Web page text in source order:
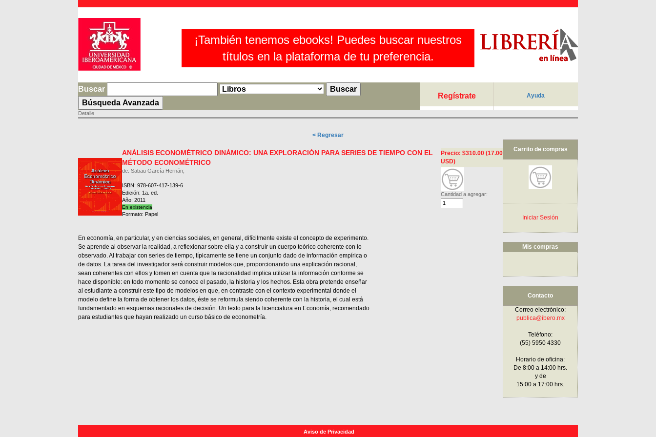
¡También tenemos ebooks! Puedes buscar nuestros
títulos en la plataforma de tu preferencia.
Buscar
Regístrate
Ayuda
Detalle
< Regresar
ANÁLISIS ECONOMÉTRICO DINÁMICO: UNA EXPLORACIÓN PARA SERIES DE TIEMPO CON EL
MÉTODO ECONOMÉTRICO
Precio: $310.00 (17.00
USD)
de: Sabau García Hernán;
Cantidad a agregar:
ISBN: 978-607-417-139-6
Edición: 1a. ed.
Año: 2011
En existencia
Formato: Papel
En economía, en particular, y en ciencias sociales, en general, difícilmente existe el concepto de experimento.
Se aprende al observar la realidad, a reflexionar sobre ella y a construir un cuerpo teórico coherente con lo
observado. Al trabajar con series de tiempo, típicamente se tiene un conjunto dado de información empírica o
de datos. La tarea del investigador será construir modelos que, proporcionando una explicación racional,
sean coherentes con ellos y tomen en cuenta que la racionalidad implica utilizar la información conforme se
hace disponible: en todo momento se conoce el pasado, la historia y los hechos. Esta obra pretende enseñar
al estudiante a construir este tipo de modelos en que, en contraste con el contexto experimental donde el
modelo define la forma de obtener los datos, éste se reformula siendo coherente con la historia, el cual está
fundamentado en esquemas racionales de decisión. Un texto para la licenciatura en Economía, recomendado
para estudiantes que hayan realizado un curso básico de econometría.
Carrito de compras
Iniciar Sesión
Mis compras
Contacto
Correo electrónico:
publica@ibero.mx
Teléfono:
(55) 5950 4330
Horario de oficina:
De 8:00 a 14:00 hrs.
y de
15:00 a 17:00 hrs.
Aviso de Privacidad